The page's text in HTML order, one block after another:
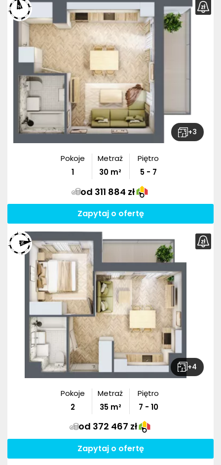
+3
Pokoje
1
Metraż
30 m²
Piętro
5 - 7
od 311 884 zł
Zapytaj o ofertę
+4
Pokoje
2
Metraż
35m²
Piętro
7 - 10
od 372 467 zł
Zapytaj o ofertę